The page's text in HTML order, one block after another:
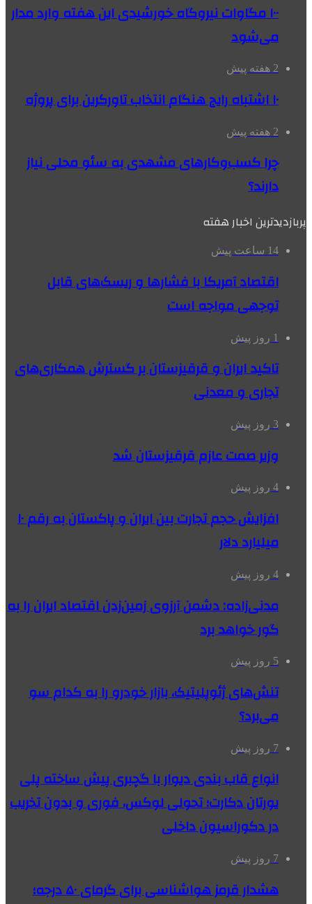
۱۰۰ مگاوات نیروگاه‌ خورشیدی این هفته وارد مدار
می‌شود
2 هفته پیش
۱۰ اشتباه رایج هنگام انتخاب تاورکرین برای پروژه
2 هفته پیش
چرا کسب‌وکارهای مشهدی به سئو محلی نیاز
دارند؟
پربازدیدترین اخبار هفته
14 ساعت پیش
اقتصاد آمریکا با فشارها و ریسک‌های قابل
توجهی مواجه است
1 روز پیش
تاکید ایران و قرقیزستان بر گسترش همکاری‌های
تجاری و معدنی
3 روز پیش
وزیر صمت عازم قرقیزستان شد
4 روز پیش
افزایش حجم تجارت بین ایران و پاکستان به رقم ۱۰
میلیارد دلار
4 روز پیش
مدنی‌زاده: دشمن آرزوی زمین‌زدن اقتصاد ایران را به
گور خواهد برد
5 روز پیش
تنش‌های ژئوپلیتیک، بازار خودرو را به کدام سو
می‌برد؟
7 روز پیش
انواع قاب بندی دیوار با گچبری پیش ساخته پلی
یورتان دکارت؛ تحولی لوکس، فوری و بدون تخریب
در دکوراسیون داخلی
7 روز پیش
هشدار قرمز هواشناسی برای گرمای ۵۰ درجه؛